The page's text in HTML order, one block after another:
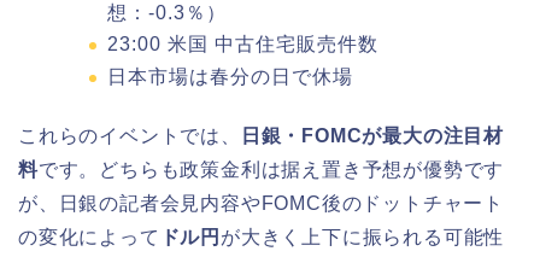
想：-0.3％）
23:00 米国 中古住宅販売件数
日本市場は春分の日で休場
これらのイベントでは、
日銀・FOMCが最大の注目材
料です。どちらも政策金利は据え置き予想が優勢です
が、日銀の記者会見内容やFOMC後のドットチャート
の変化によって ドル円 が大きく上下に振られる可能性